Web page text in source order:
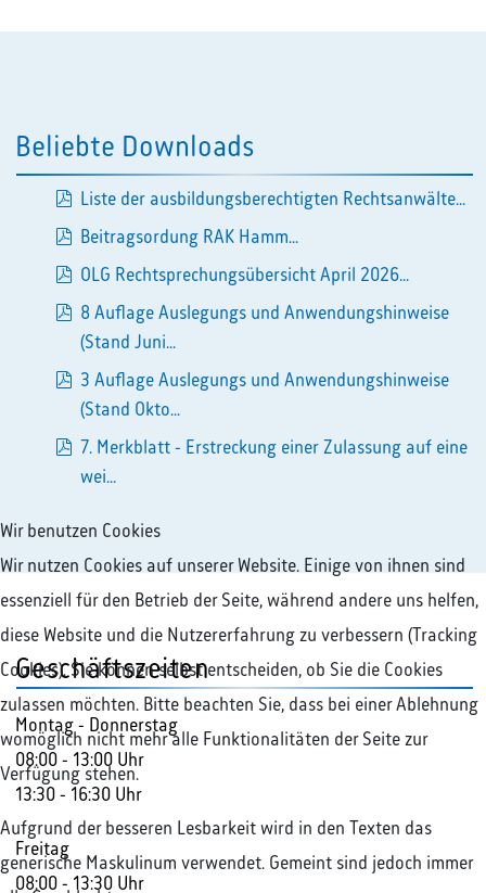
Beliebte Downloads
pdf
Liste der ausbildungsberechtigten Rechtsanwälte...
pdf
Beitragsordung RAK Hamm...
pdf
OLG Rechtsprechungsübersicht April 2026...
pdf
8 Auflage Auslegungs und Anwendungshinweise
(Stand Juni...
pdf
3 Auflage Auslegungs und Anwendungshinweise
(Stand Okto...
pdf
7. Merkblatt - Erstreckung einer Zulassung auf eine
wei...
Geschäftszeiten
Montag - Donnerstag
08:00 - 13:00 Uhr
13:30 - 16:30 Uhr
Freitag
08:00 - 13:30 Uhr
Wir benutzen Cookies
Wir nutzen Cookies auf unserer Website. Einige von ihnen sind
essenziell für den Betrieb der Seite, während andere uns helfen,
diese Website und die Nutzererfahrung zu verbessern (Tracking
Cookies). Sie können selbst entscheiden, ob Sie die Cookies
zulassen möchten. Bitte beachten Sie, dass bei einer Ablehnung
womöglich nicht mehr alle Funktionalitäten der Seite zur
Verfügung stehen.
Aufgrund der besseren Lesbarkeit wird in den Texten das
generische Maskulinum verwendet. Gemeint sind jedoch immer